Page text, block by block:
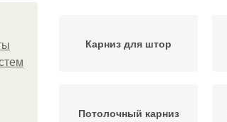
Карниз для штор
Потолочный карниз